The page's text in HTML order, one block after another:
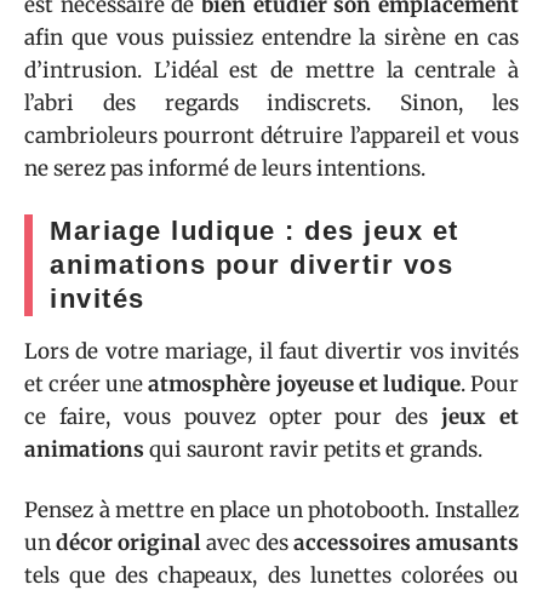
afin que vous puissiez entendre la sirène en cas
d’intrusion. L’idéal est de mettre la centrale à
l’abri des regards indiscrets. Sinon, les
cambrioleurs pourront détruire l’appareil et vous
ne serez pas informé de leurs intentions.
Mariage ludique : des jeux et
animations pour divertir vos
invités
Lors de votre mariage, il faut divertir vos invités
et créer uneatmosphère joyeuse et ludique. Pour
ce faire, vous pouvez opter pour desjeux et
animations qui sauront ravir petits et grands.
Pensez à mettre en place un photobooth. Installez
undécor originalavec desaccessoires amusants
tels que des chapeaux, des lunettes colorées ou